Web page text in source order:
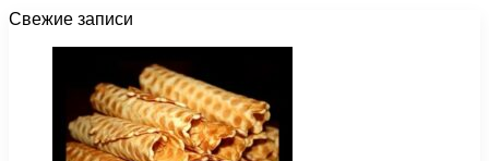
Свежие записи